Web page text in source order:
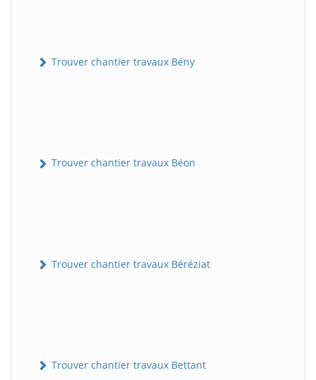
Trouver chantier travaux Bény
Trouver chantier travaux Béon
Trouver chantier travaux Béréziat
Trouver chantier travaux Bettant